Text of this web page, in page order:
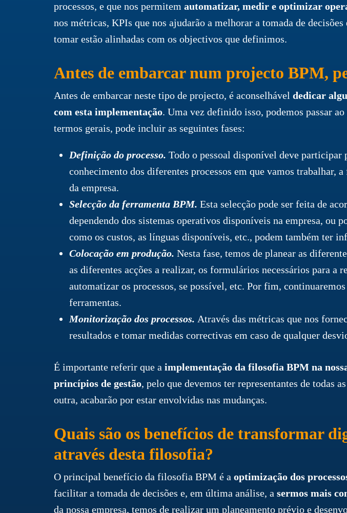
processos, e que nos permitem automatizar, medir e optimizar
nos métricas, KPIs que nos ajudarão a melhorar a tomada de
tomar estão alinhadas com os objectivos que definimos.
Antes de embarcar num projecto BPM,
Antes de embarcar neste tipo de projecto, é aconselhável dedicar
com esta implementação. Uma vez definido isso, podemos passar
termos gerais, pode incluir as seguintes fases:
Definição do processo. Todo o pessoal disponível deve
conhecimento dos diferentes processos em que vamos trabalhar,
da empresa.
Selecção da ferramenta BPM. Esta selecção pode ser feita de
dependendo dos sistemas operativos disponíveis na empresa, ou
como os custos, as línguas disponíveis, etc., podem também ter
Colocação em produção. Nesta fase, temos de planear as
as diferentes acções a realizar, os formulários necessários para a
automatizar os processos, se possível, etc. Por fim,
ferramentas.
Monitorização dos processos. Através das métricas que nos
resultados e tomar medidas correctivas em caso de qualquer
É importante referir que a implementação da filosofia BPM na
princípios de gestão, pelo que devemos ter representantes de todas
outra, acabarão por estar envolvidas nas mudanças.
Quais são os benefícios de transformar
através desta filosofia?
O principal benefício da filosofia BPM é a optimização dos
facilitar a tomada de decisões e, em última análise, a sermos mais
da nossa empresa, temos de realizar um planeamento prévio e